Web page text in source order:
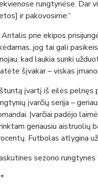
rungtynėse. Dar
ir pakovosime.“
Antalis prie ekipos
jog tai gali
kad laukia sunki
šįvakar – viskas
įvartį iš eilės pelnęs
įvarčių serija –
Įvarčiai padėjo
geriausiu aistruolių
Futbolas atlygina už
sezono rungtynes